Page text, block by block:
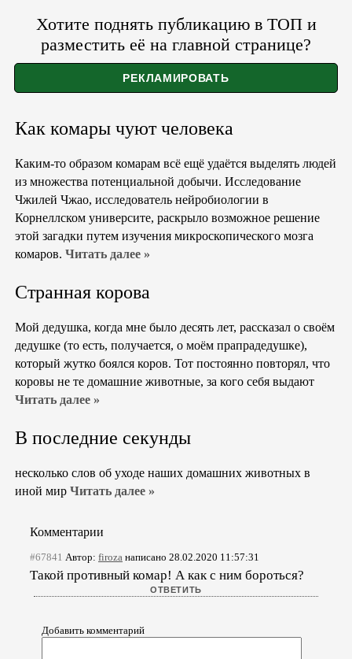
Хотите поднять публикацию в ТОП и
разместить её на главной странице?
Как комары чуют человека
Каким-то образом комарам всё ещё удаётся выделять людей
из множества потенциальной добычи. Исследование
Чжилей Чжао, исследователь нейробиологии в
Корнеллском университе, раскрыло возможное решение
этой загадки путем изучения микроскопического мозга
комаров. Читать далее »
Странная корова
Мой дедушка, когда мне было десять лет, рассказал о своём
дедушке (то есть, получается, о моём прапрадедушке),
который жутко боялся коров. Тот постоянно повторял, что
коровы не те домашние животные, за кого себя выдают
Читать далее »
В последние секунды
несколько слов об уходе наших домашних животных в
иной мир Читать далее »
Комментарии
#67841 Автор: firoza написано 28.02.2020 11:57:31
Такой противный комар! А как с ним бороться?
Добавить комментарий